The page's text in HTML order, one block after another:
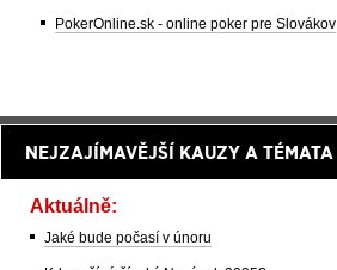
PokerOnline.sk - online poker pre Slovákov
NEJZAJÍMAVĚJŠÍ KAUZY A TÉMATA
Aktuálně:
Jaké bude počasí v únoru